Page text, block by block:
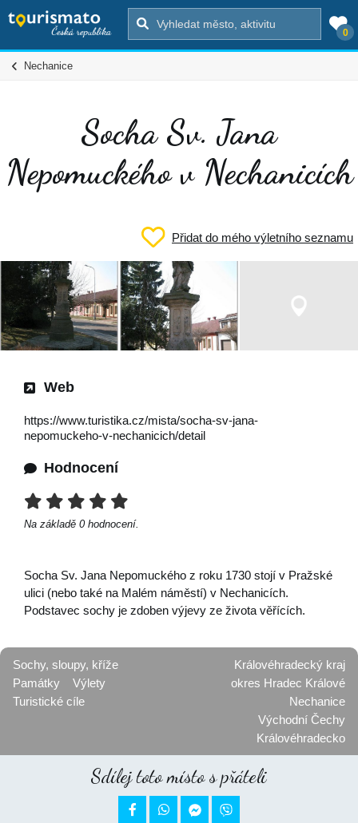
0
Nechanice
Socha Sv. Jana
Nepomuckého v Nechanicích
Přidat do mého výletního seznamu
Web
https://www.turistika.cz/mista/socha-sv-jana-
nepomuckeho-v-nechanicich/detail
Hodnocení
Na základě 0 hodnocení.
Socha Sv. Jana Nepomuckého z roku 1730 stojí v Pražské
ulici (nebo také na Malém náměstí) v Nechanicích.
Podstavec sochy je zdoben výjevy ze života věřících.
Sochy, sloupy, kříže
Památky
Výlety
Turistické cíle
Královéhradecký kraj
okres Hradec Králové
Nechanice
Východní Čechy
Královéhradecko
Sdílej toto místo s přáteli
 